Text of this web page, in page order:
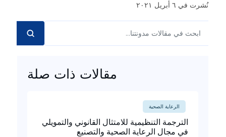
نُشرت في ٦ أبريل ٢٠٢١
مقالات ذات صلة
الرعاية الصحية
الترجمة التنظيمية للامتثال القانوني والتمويلي
في مجال الرعاية الصحية والتصنيع